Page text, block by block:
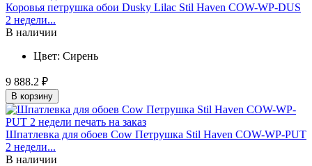
Коровья петрушка обои Dusky Lilac Stil Haven COW-WP-DUS
2 недели...
В наличии
Цвет: Сирень
9 888.2 ₽
В корзину
Шпатлевка для обоев Cow Петрушка Stil Haven COW-WP-PUT
2 недели...
В наличии